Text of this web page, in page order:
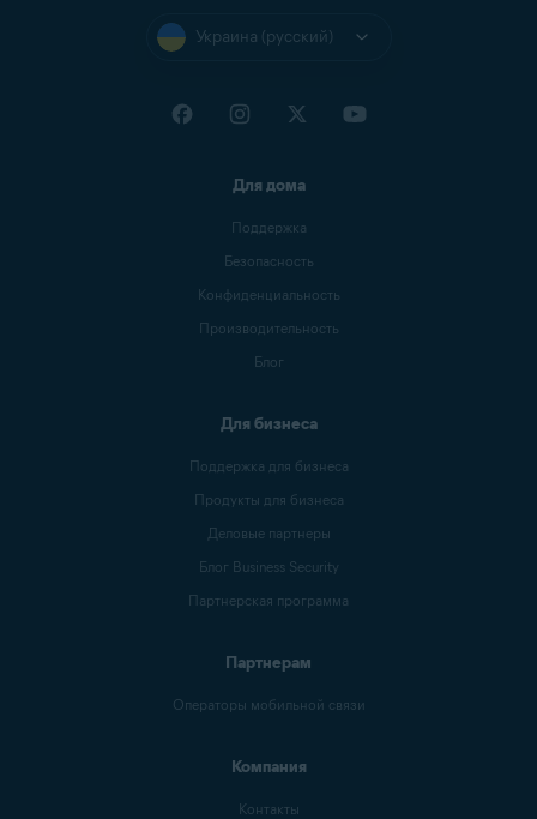
Украина (русский)
Для дома
Поддержка
Безопасность
Конфиденциальность
Производительность
Блог
Для бизнеса
Поддержка для бизнеса
Продукты для бизнеса
Деловые партнеры
Блог Business Security
Партнерская программа
Партнерам
Операторы мобильной связи
Компания
Контакты